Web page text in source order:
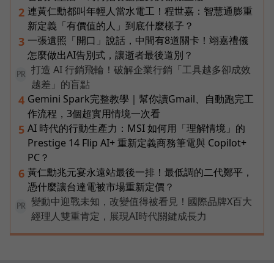
2 連黃仁勳都叫年輕人當水電工！程世嘉：智慧通膨重
新定義「有價值的人」到底什麼樣子？
3 一張遺照「開口」說話，中間有8道關卡！翊嘉禮儀
怎麼做出AI告別式，讓逝者最後道別？
PR
打造 AI 行銷飛輪！破解企業行銷「工具越多卻成效
越差」的盲點
4 Gemini Spark完整教學｜幫你讀Gmail、自動跑完工
作流程，3個超實用情境一次看
5 AI 時代的行動生產力：MSI 如何用「理解情境」的
Prestige 14 Flip AI+ 重新定義商務筆電與 Copilot+
PC？
6 黃仁勳兆元宴永遠站最後一排！最低調的二代鄭平，
憑什麼讓台達電被市場重新定價？
PR
變動中迎戰未知，改變值得被看見！國際品牌X百大
經理人雙重肯定，展現AI時代關鍵成長力